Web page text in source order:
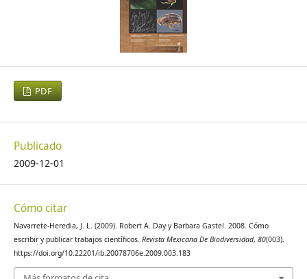
PDF
Publicado
2009-12-01
Cómo citar
Navarrete-Heredia, J. L. (2009). Robert A. Day y Barbara Gastel. 2008. Cómo
escribir y publicar trabajos científicos. Revista Mexicana De Biodiversidad, 80(003).
https://doi.org/10.22201/ib.20078706e.2009.003.183